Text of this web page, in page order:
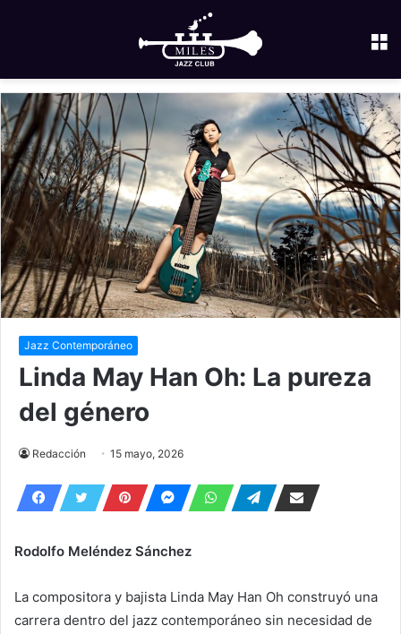
Jazz Contemporáneo
Linda May Han Oh: La pureza
del género
Redacción 15 mayo, 2026
Rodolfo Meléndez Sánchez
La compositora y bajista Linda May Han Oh construyó una
carrera dentro del jazz contemporáneo sin necesidad de